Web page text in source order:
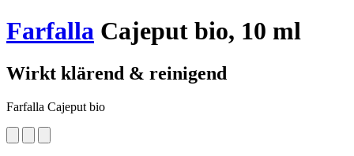
Farfalla Cajeput bio, 10 ml
Wirkt klärend & reinigend
Farfalla Cajeput bio